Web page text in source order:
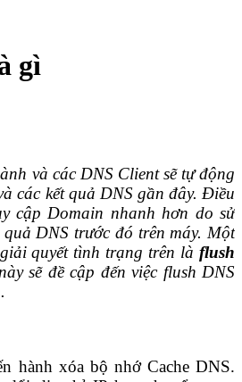
gì
và các DNS Client sẽ tự động
các kết quả DNS gần đây. Điều
cập Domain nhanh hơn do sử
DNS trước đó trên máy. Một
quyết tình trạng trên là flush
sẽ đề cập đến việc flush DNS
hành xóa bộ nhớ Cache DNS.